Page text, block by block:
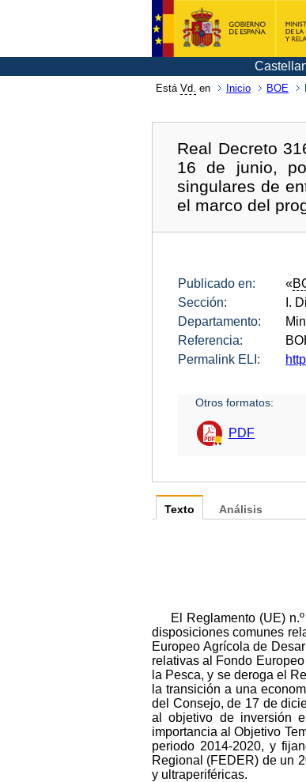
Está Vd. en Inicio BOE
Real Decreto
16 de junio,
singulares de
el marco del
Publicado en: «
Sección:
I.
Departamento:
Referencia:
Permalink ELI:
Otros formatos:
PDF
Texto
El Reglamento (UE)
disposiciones comunes
Europeo Agrícola de
relativas al Fondo
la Pesca, y se deroga el
la transición a una
del Consejo, de 17 de
al objetivo de inversión
importancia al Objetivo
periodo 2014-2020, y
Regional (FEDER) de un
y ultraperiféricas.
Análisis